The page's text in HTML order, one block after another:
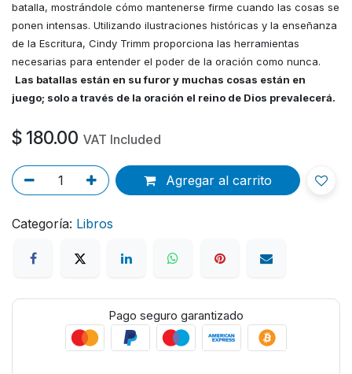
batalla, mostrándole cómo mantenerse firme cuando las cosas se
ponen intensas. Utilizando ilustraciones históricas y la enseñanza
de la Escritura, Cindy Trimm proporciona las herramientas
necesarias para entender el poder de la oración como nunca.
Las batallas están en su furor y muchas cosas están en
juego; solo a través de la oración el reino de Dios prevalecerá.
$ 180.00 VAT Included
Agregar al carrito
Categoría: Libros
Pago seguro garantizado